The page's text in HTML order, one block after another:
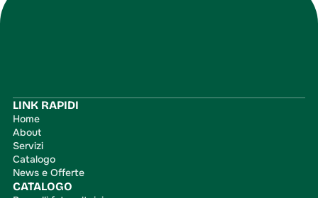
LINK RAPIDI
Home
About
Servizi
Catalogo
News e Offerte
CATALOGO